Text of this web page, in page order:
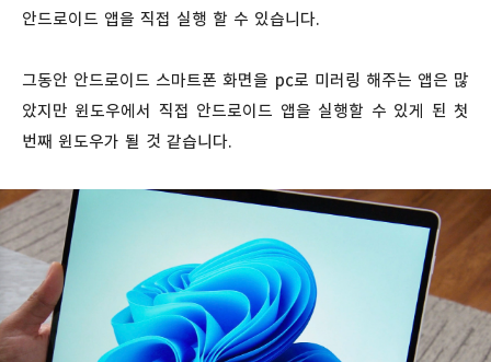
안드로이드 앱을 직접 실행 할 수 있습니다.
그동안 안드로이드 스마트폰 화면을 pc로 미러링 해주는 앱은 많
았지만 윈도우에서 직접 안드로이드 앱을 실행할 수 있게 된 첫
번째 윈도우가 될 것 같습니다.